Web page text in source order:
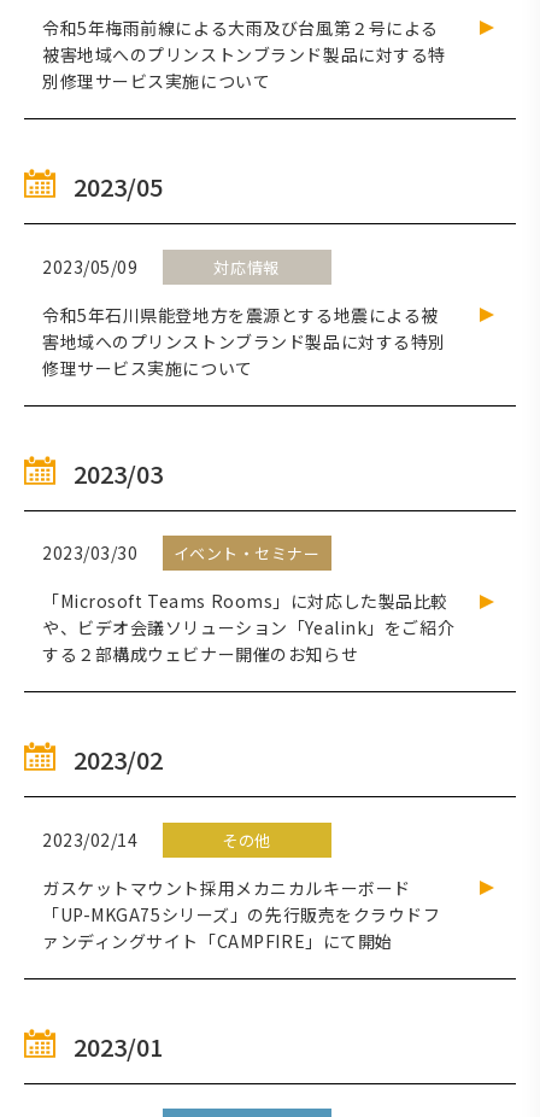
令和5年梅雨前線による大雨及び台風第２号による
被害地域へのプリンストンブランド製品に対する特
別修理サービス実施について
2023/05
2023/05/09 対応情報
令和5年石川県能登地方を震源とする地震による被
害地域へのプリンストンブランド製品に対する特別
修理サービス実施について
2023/03
2023/03/30 イベント・セミナー
「Microsoft Teams Rooms」に対応した製品比較
や、ビデオ会議ソリューション「Yealink」をご紹介
する２部構成ウェビナー開催のお知らせ
2023/02
2023/02/14 その他
ガスケットマウント採用メカニカルキーボード
「UP-MKGA75シリーズ」の先行販売をクラウドフ
ァンディングサイト「CAMPFIRE」にて開始
2023/01